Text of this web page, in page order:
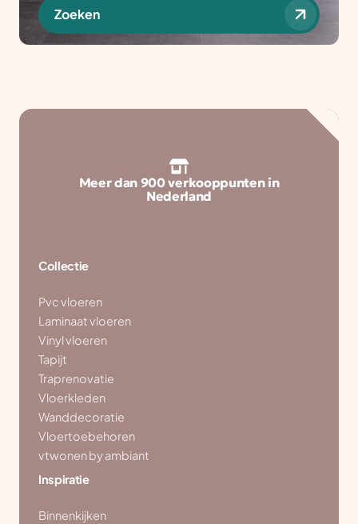
Zoeken
Meer dan 900 verkooppunten in
Nederland
Collectie
Pvc vloeren
Laminaat vloeren
Vinyl vloeren
Tapijt
Traprenovatie
Vloerkleden
Wanddecoratie
Vloertoebehoren
vtwonen by ambiant
Inspiratie
Binnenkijken